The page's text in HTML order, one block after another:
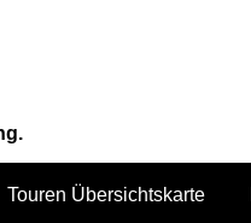
Touren Übersichtskarte